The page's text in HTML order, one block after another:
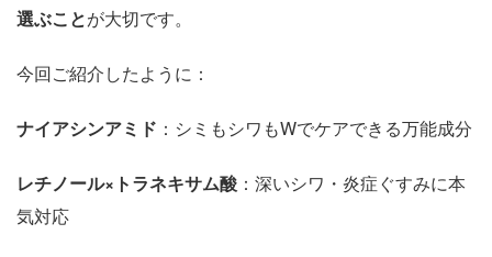
選ぶことが大切です。
今回ご紹介したように：
ナイアシンアミド ：シミもシワもWでケアできる万能成分
レチノール×トラネキサム酸 ：深いシワ・炎症ぐすみに本
気対応